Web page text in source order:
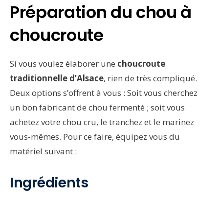
Préparation du chou à
choucroute
Si vous voulez élaborer une choucroute
traditionnelle d’Alsace, rien de très compliqué.
Deux options s’offrent à vous : Soit vous cherchez
un bon fabricant de chou fermenté ; soit vous
achetez votre chou cru, le tranchez et le marinez
vous-mêmes. Pour ce faire, équipez vous du
matériel suivant :
Ingrédients